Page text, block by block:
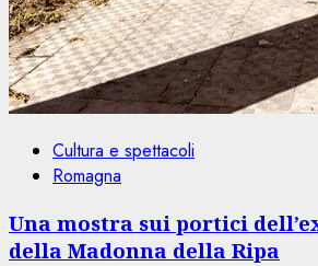
Cultura e spettacoli
Romagna
Una mostra sui portici
della Madonna della Ripa